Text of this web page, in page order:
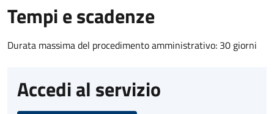
Tempi e scadenze
Durata massima del procedimento amministrativo: 30 giorni
Accedi al servizio